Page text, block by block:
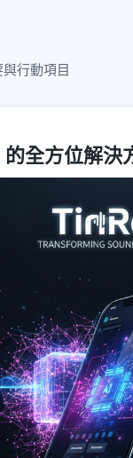
行動項目
全方位解決